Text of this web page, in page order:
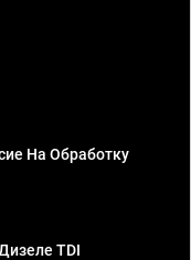
На Обработку
TDI